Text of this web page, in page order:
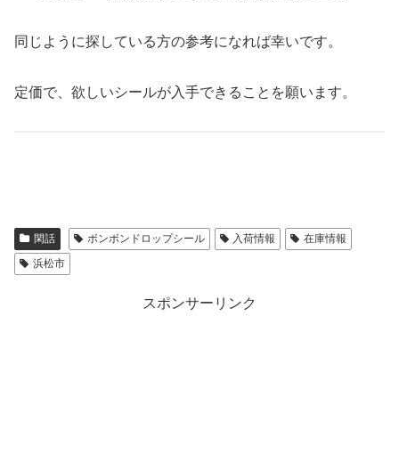
同じように探している方の参考になれば幸いです。
定価で、欲しいシールが入手できることを願います。
閑話 ボンボンドロップシール 入荷情報
在庫情報
浜松市
スポンサーリンク